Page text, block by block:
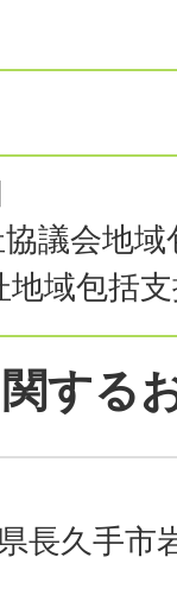
議会地
域包括
する
長久手市